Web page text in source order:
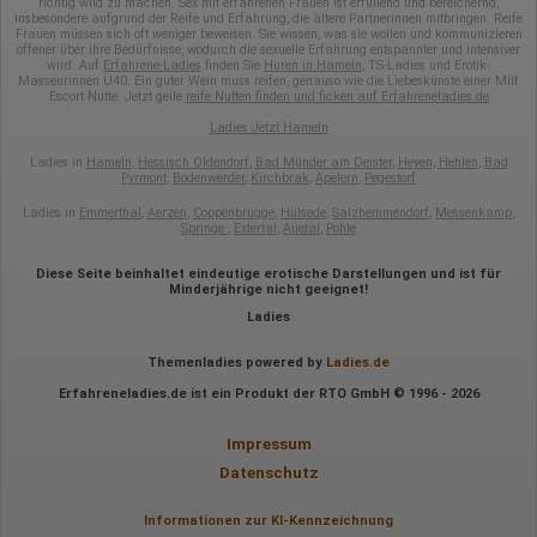
Daten anonym erhoben werden. Nur in Ausnahmefällen wird die
volle IP-Adresse an einen Server von Google in den USA
übertragen und dort gekürzt. Die von dem Browser des Nutzers
übermittelte IP-Adresse wird nicht mit anderen Daten von Google
zusammengeführt.
Erhobene Informationen zum Besucherverhalten sind folgende:
Herkunft (Land und Stadt)
Gerät (PC, Tablet-PC oder Smartphone)
Browser und alle verwendeten Add-ons
Besucherquelle (Facebook, Suchmaschine oder
verweisende Webseite)
Welche Dateien wurden heruntergeladen?
Wohin ging der Besucher? Klickte er auf weitere Seiten des
Portals oder hat er sie komplett verlassen?
Europäische Union & USA
insbesondere aufgrund der Reife und Erfahrung, die ältere Partnerinnen mitbringen. Reife
Frauen müssen sich oft weniger beweisen. Sie wissen, was sie wollen und kommunizieren
offener über ihre Bedürfnisse, wodurch die sexuelle Erfahrung entspannter und intensiver
wird. Auf Erfahrene-Ladies finden Sie Huren in Hameln, TS-Ladies und Erotik-
Masseurinnen Ü40. Ein guter Wein muss reifen, genauso wie die Liebeskünste einer Milf
Escort Nutte. Jetzt geile reife Nutten finden und ficken auf Erfahreneladies.de
Ladies Jetzt Hameln
Ladies in Hameln, Hessisch Oldendorf, Bad Münder am Deister, Heyen, Hehlen, Bad
Pyrmont, Bodenwerder, Kirchbrak, Apelern, Pegestorf
Ladies in Emmerthal, Aerzen, Coppenbrügge, Hülsede, Salzhemmendorf, Messenkamp,
Springe , Extertal, Auetal, Pohle
Diese Seite beinhaltet eindeutige erotische Darstellungen und ist für
Minderjährige nicht geeignet!
Ladies
Themenladies powered by Ladies.de
Erfahreneladies.de ist ein Produkt der RTO GmbH © 1996 - 2026
Impressum
Datenschutz
Informationen zur KI-Kennzeichnung